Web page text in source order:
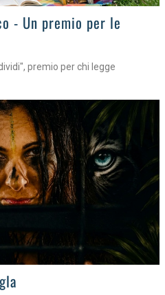
- Un premio per le
premio per chi legge